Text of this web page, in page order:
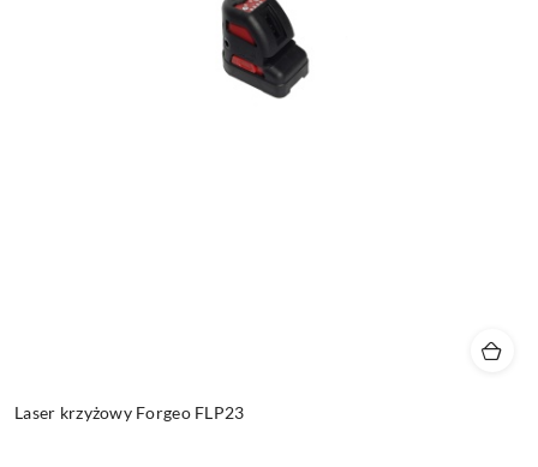
Laser krzyżowy Forgeo FLP23